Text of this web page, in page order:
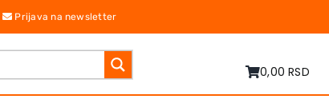
Prijava na newsletter
0,00 RSD